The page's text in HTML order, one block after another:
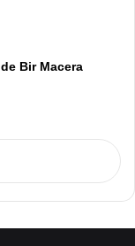
Bir Macera